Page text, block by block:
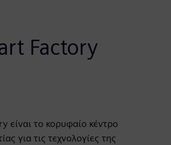
Factory
είναι το κορυφαίο κέντρο
για τις τεχνολογίες της